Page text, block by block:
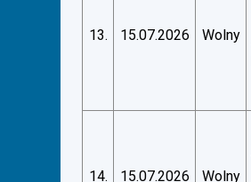
13. 15.07.2026 Wolny
14. 15.07.2026 Wolny